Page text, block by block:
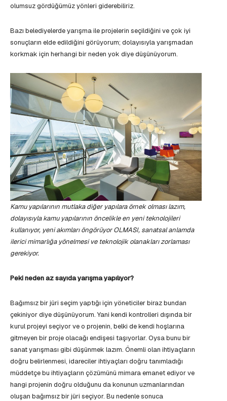
olumsuz gördüğümüz yönleri giderebiliriz.
Bazı belediyelerde yarışma ile projelerin seçildiğini ve çok iyi
sonuçların elde edildiğini görüyorum; dolayısıyla yarışmadan
korkmak için herhangi bir neden yok diye düşünüyorum.
Kamu yapılarının mutlaka diğer yapılara örnek olması lazım,
dolayısıyla kamu yapılarının öncelikle en yeni teknolojileri
kullanıyor, yeni akımları öngörüyor OLMASI, sanatsal anlamda
ilerici mimarlığa yönelmesi ve teknolojik olanakları zorlaması
gerekiyor.
Peki neden az sayıda yarışma yapılıyor?
Bağımsız bir jüri seçim yaptığı için yöneticiler biraz bundan
çekiniyor diye düşünüyorum. Yani kendi kontrolleri dışında bir
kurul projeyi seçiyor ve o projenin, belki de kendi hoşlarına
gitmeyen bir proje olacağı endişesi taşıyorlar. Oysa bunu bir
sanat yarışması gibi düşünmek lazım. Önemli olan ihtiyaçların
doğru belirlenmesi, idareciler ihtiyaçları doğru tanımladığı
müddetçe bu ihtiyaçların çözümünü mimara emanet ediyor ve
hangi projenin doğru olduğunu da konunun uzmanlarından
oluşan bağımsız bir jüri seçiyor. Bu nedenle sonuca